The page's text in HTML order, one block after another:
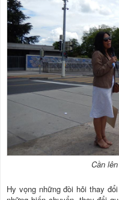
Cần
Hy vọng những đòi hỏi thay